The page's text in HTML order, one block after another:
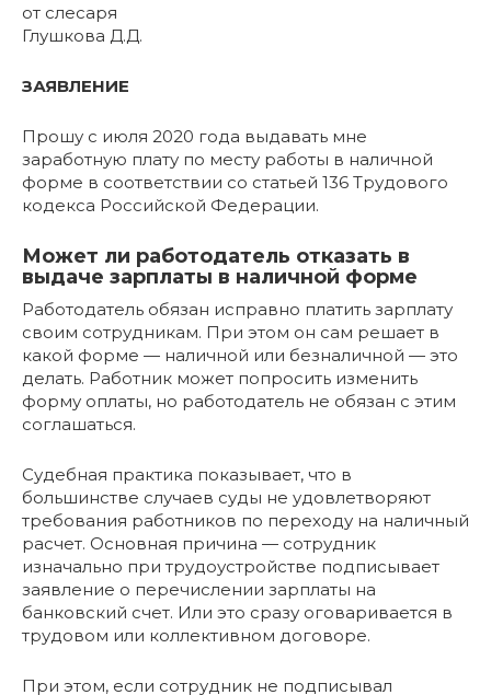
от слесаря
Глушкова Д.Д.
ЗАЯВЛЕНИЕ
Прошу с июля 2020 года выдавать мне
заработную плату по месту работы в наличной
форме в соответствии со статьей 136 Трудового
кодекса Российской Федерации.
Может ли работодатель отказать в
выдаче зарплаты в наличной форме
Работодатель обязан исправно платить зарплату
своим сотрудникам. При этом он сам решает в
какой форме — наличной или безналичной — это
делать. Работник может попросить изменить
форму оплаты, но работодатель не обязан с этим
соглашаться.
Судебная практика показывает, что в
большинстве случаев суды не удовлетворяют
требования работников по переходу на наличный
расчет. Основная причина — сотрудник
изначально при трудоустройстве подписывает
заявление о перечислении зарплаты на
банковский счет. Или это сразу оговаривается в
трудовом или коллективном договоре.
При этом, если сотрудник не подписывал